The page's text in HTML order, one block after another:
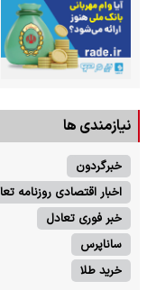
نیازمندی ها
خبرگردون
اخبار اقتصادی روزنامه
خبر فوری تعادل
ساناپرس
خرید طلا